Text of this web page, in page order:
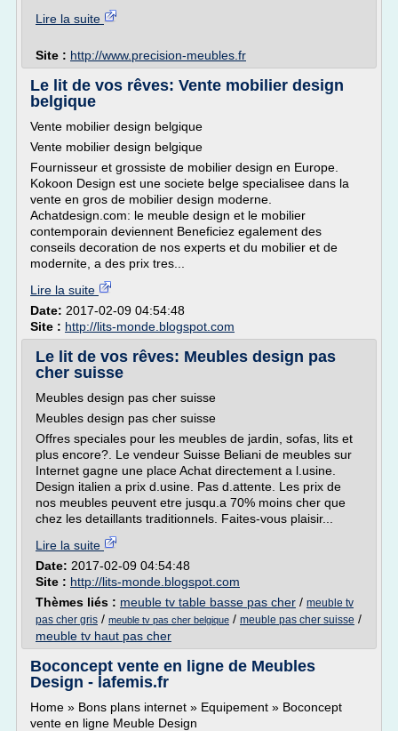
Lire la suite
Site : http://www.precision-meubles.fr
Le lit de vos rêves: Vente mobilier design
belgique
Vente mobilier design belgique
Vente mobilier design belgique
Fournisseur et grossiste de mobilier design en Europe.
Kokoon Design est une societe belge specialisee dans la
vente en gros de mobilier design moderne.
Achatdesign.com: le meuble design et le mobilier
contemporain deviennent Beneficiez egalement des
conseils decoration de nos experts et du mobilier et de
modernite, a des prix tres...
Lire la suite
Date: 2017-02-09 04:54:48
Site : http://lits-monde.blogspot.com
Le lit de vos rêves: Meubles design pas
cher suisse
Meubles design pas cher suisse
Meubles design pas cher suisse
Offres speciales pour les meubles de jardin, sofas, lits et
plus encore?. Le vendeur Suisse Beliani de meubles sur
Internet gagne une place Achat directement a l.usine.
Design italien a prix d.usine. Pas d.attente. Les prix de
nos meubles peuvent etre jusqu.a 70% moins cher que
chez les detaillants traditionnels. Faites-vous plaisir...
Lire la suite
Date: 2017-02-09 04:54:48
Site : http://lits-monde.blogspot.com
Thèmes liés : meuble tv table basse pas cher / meuble tv
pas cher gris / meuble tv pas cher belgique / meuble pas cher suisse /
meuble tv haut pas cher
Boconcept vente en ligne de Meubles
Design - lafemis.fr
Home » Bons plans internet » Equipement » Boconcept
vente en ligne Meuble Design